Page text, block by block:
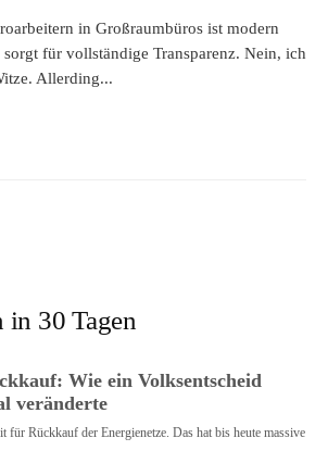
in Großraumbüros ist modern
sorgt für vollständige Transparenz. Nein, ich
Allerding...
in 30 Tagen